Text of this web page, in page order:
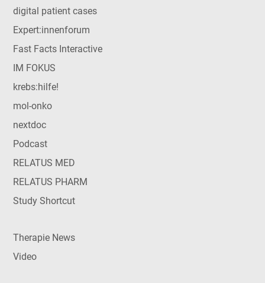
digital patient cases
Expert:innenforum
Fast Facts Interactive
IM FOKUS
krebs:hilfe!
mol-onko
nextdoc
Podcast
RELATUS MED
RELATUS PHARM
Study Shortcut
Therapie News
Video